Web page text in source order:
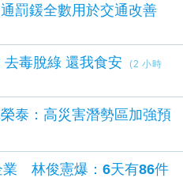
罰鍰全數用於交通改善
終結台糖分贓、蓋牌 去毒脫綠 還我食安
(2 小時
泰：高災害潛勢區加強預
業 林俊憲爆：6天有86件